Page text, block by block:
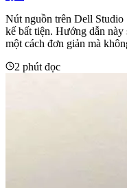
Nút nguồn trên Dell
kế bất tiện. Hướng dẫn
một cách đơn giản mà
2 phút đọc